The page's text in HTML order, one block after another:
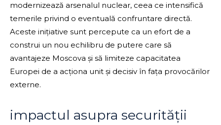
modernizează arsenalul nuclear, ceea ce intensifică
temerile privind o eventuală confruntare directă.
Aceste inițiative sunt percepute ca un efort de a
construi un nou echilibru de putere care să
avantajeze Moscova și să limiteze capacitatea
Europei de a acționa unit și decisiv în fața provocărilor
externe.
impactul asupra securității